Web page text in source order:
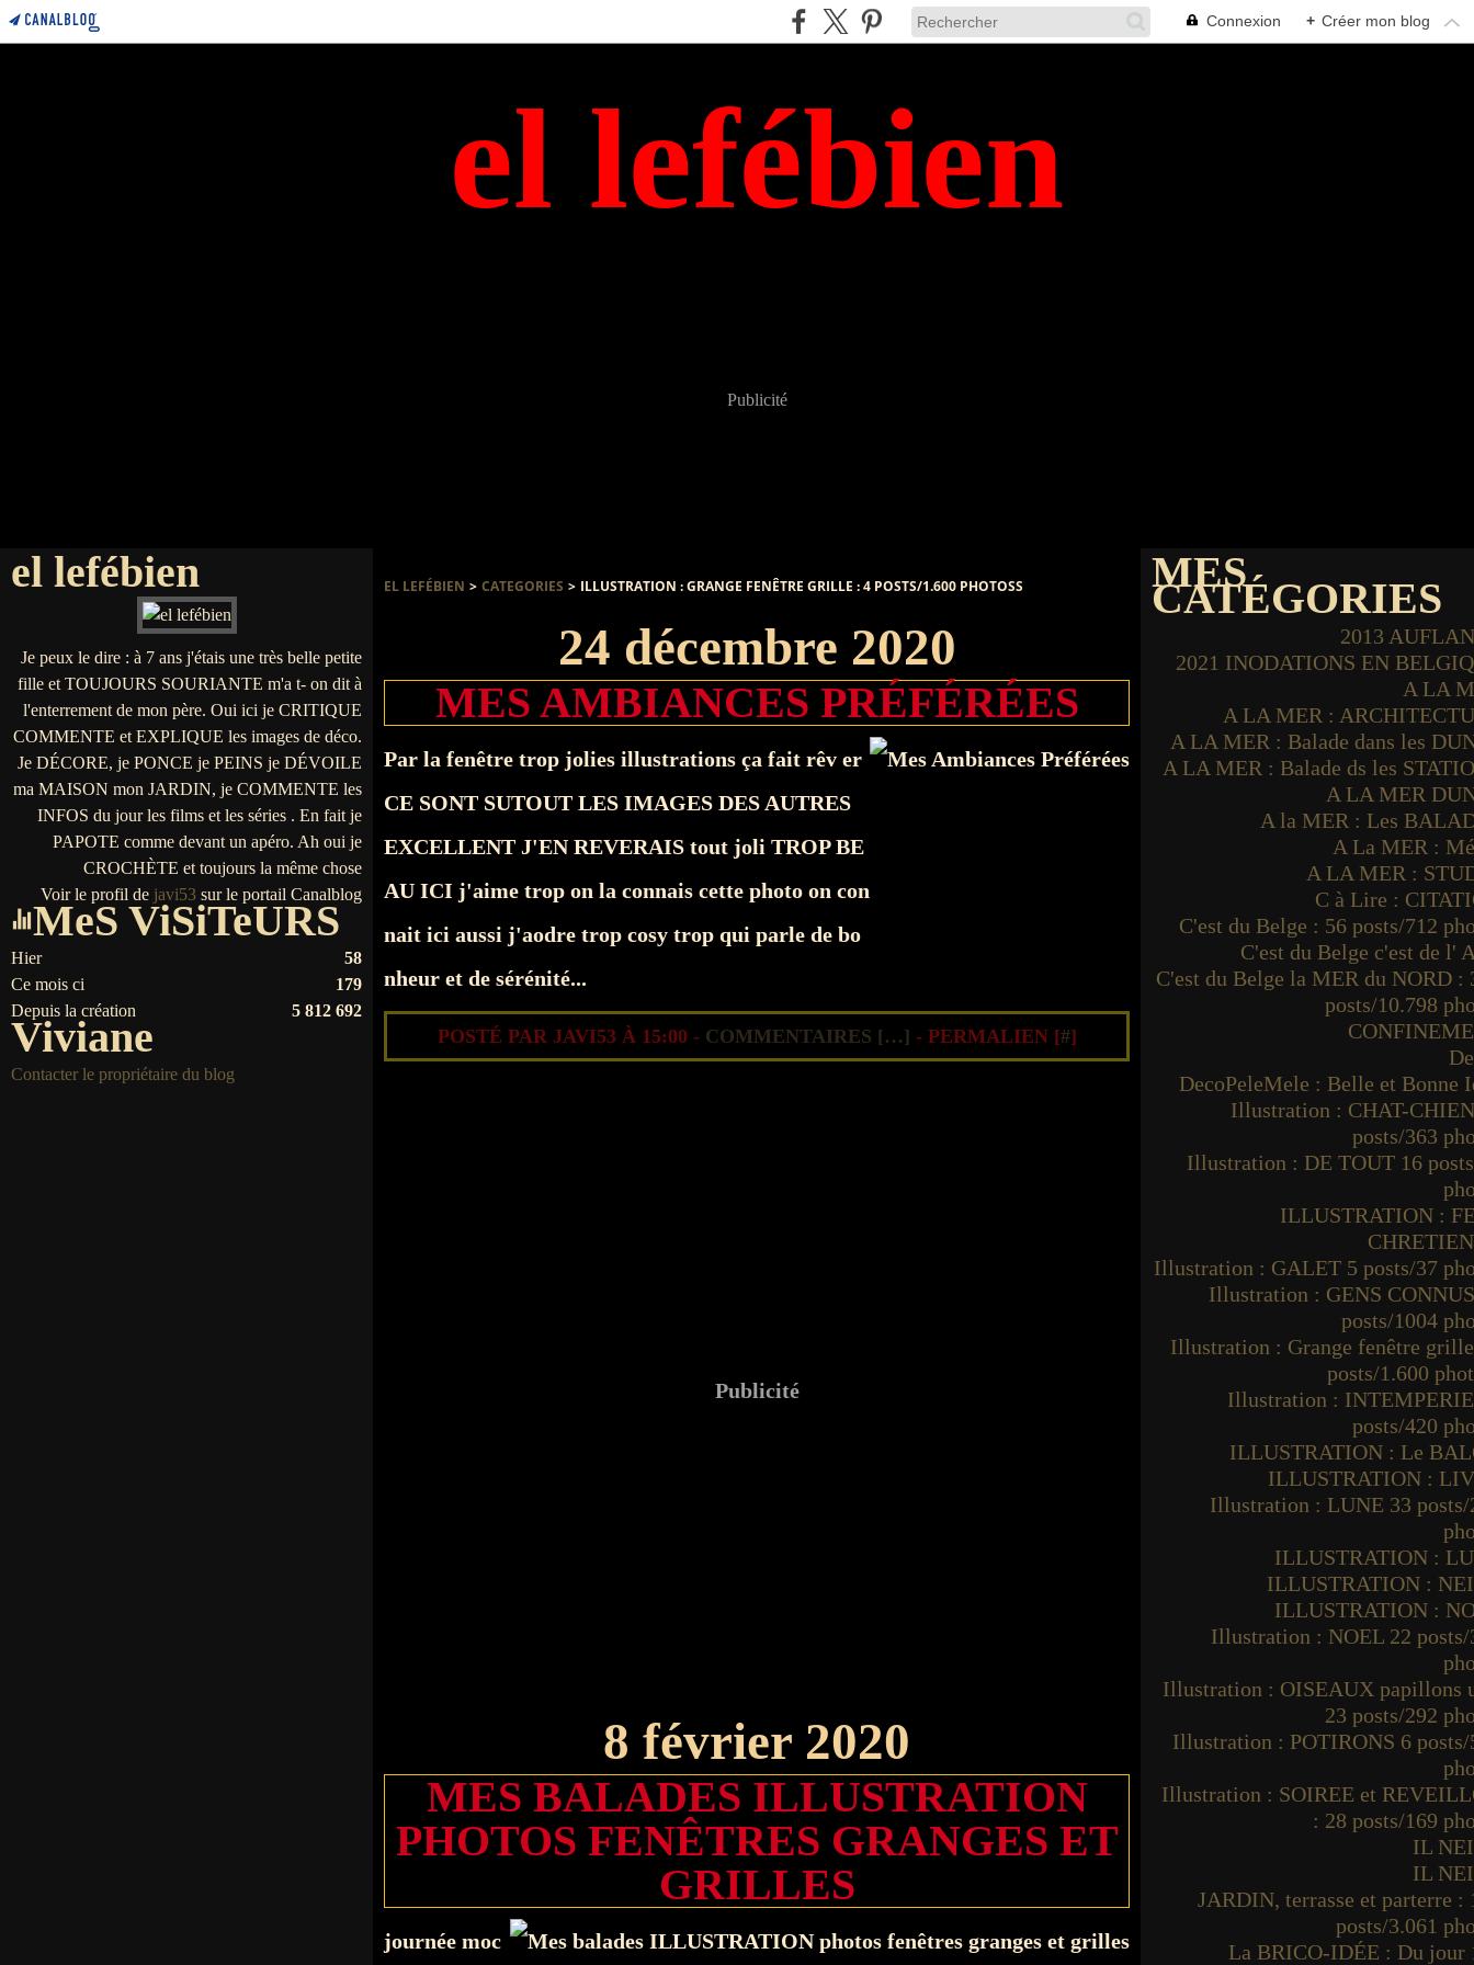
Connexion + Créer mon blog
el lefébien
Publicité
el lefébien
Je peux le dire : à 7 ans j'étais une très belle petite
fille et TOUJOURS SOURIANTE m'a t- on dit à
l'enterrement de mon père. Oui ici je CRITIQUE
COMMENTE et EXPLIQUE les images de déco.
Je DÉCORE, je PONCE je PEINS je DÉVOILE
ma MAISON mon JARDIN, je COMMENTE les
INFOS du jour les films et les séries . En fait je
PAPOTE comme devant un apéro. Ah oui je
CROCHÈTE et toujours la même chose
Voir le profil de javi53 sur le portail Canalblog
MeS ViSiTeURS
Hier
58
Ce mois ci
179
Depuis la création
5 812 692
Viviane
Contacter le propriétaire du blog
EL LEFÉBIEN > CATEGORIES > ILLUSTRATION : GRANGE FENÊTRE GRILLE : 4 POSTS/1.600 PHOTOSS
24 décembre 2020
MES AMBIANCES PRÉFÉRÉES
Par la fenêtre trop jolies illustrations ça fait rêv er
CE SONT SUTOUT LES IMAGES DES AUTRES
EXCELLENT J'EN REVERAIS tout joli TROP BE
AU ICI j'aime trop on la connais cette photo on con
nait ici aussi j'aodre trop cosy trop qui parle de bo
nheur et de sérénité...
POSTÉ PAR JAVI53 À 15:00 - COMMENTAIRES […] - PERMALIEN [#]
Publicité
8 février 2020
MES BALADES ILLUSTRATION
PHOTOS FENÊTRES GRANGES ET
GRILLES
journée moc
MES
CATÉGORIES
2013
2021 INODATIONS EN
A LA
A LA MER :
A LA MER : Balade dans les
A LA MER : Balade ds les
A LA MER
A la MER : Les
A La MER :
A LA MER :
C à Lire :
C'est du Belge : 56 posts/712
C'est du Belge c'est de l'
C'est du Belge la MER du NORD :
posts/10.798
DecoPeleMele : Belle et Bonne
Illustration : CHAT-
posts/363
Illustration : DE TOUT 16
ILLUSTRATION :
Illustration : GALET 5 posts/37
Illustration : GENS
posts/1004
Illustration : Grange fenêtre
posts/1.600
Illustration :
posts/420
ILLUSTRATION : Le
ILLUSTRATION :
Illustration : LUNE 33 posts/
ILLUSTRATION :
ILLUSTRATION :
ILLUSTRATION :
Illustration : NOEL 22 posts/
Illustration : OISEAUX papillons
23 posts/292
Illustration : POTIRONS 6 posts/
Illustration : SOIREE et
: 28 posts/169
IL
IL
JARDIN, terrasse et parterre :
posts/3.061
La BRICO-IDÉE : Du jour